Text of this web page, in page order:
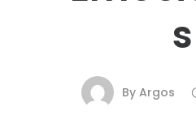
s
By Argos